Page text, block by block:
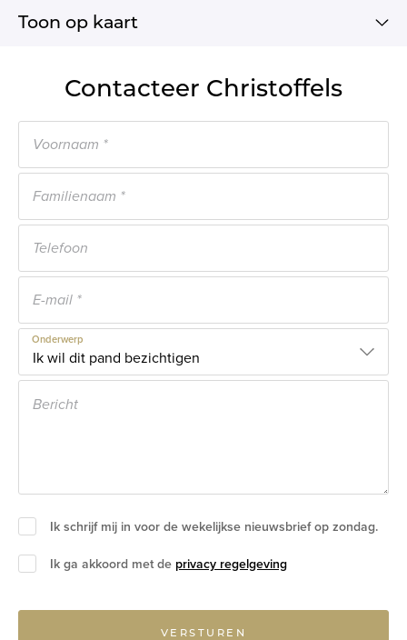
Toon op kaart
Contacteer Christoffels
Onderwerp
Ik schrijf mij in voor de wekelijkse nieuwsbrief op zondag.
Ik ga akkoord met de privacy regelgeving
VERSTUREN